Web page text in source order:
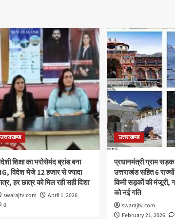
उत्तराखण्ड
शिक्षा का भरोसेमंद ब्रांड बना
विदेश भेजे 12 हजार से ज्यादा
हर छात्र को मिल रही सही दिशा
swarajtv.com
April 1, 2026
0
उत्तराखण्ड
प्रधानमंत्री ग्राम
उत्तराखंड सहित 6
किमी सड़कों की मंजूरी,
को नई गति
swarajtv.com
February 21, 2026